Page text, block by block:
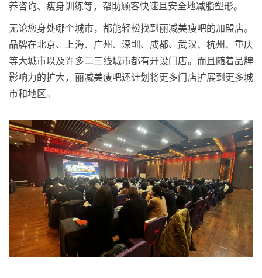
养咨询、瘦身训练等，帮助顾客快速且安全地减脂塑形。
无论您身处哪个城市，都能轻松找到丽减美瘦吧的加盟店。
品牌在北京、上海、广州、深圳、成都、武汉、杭州、重庆
等大城市以及许多二三线城市都有开设门店。而且随着品牌
影响力的扩大，丽减美瘦吧还计划将更多门店扩展到更多城
市和地区。